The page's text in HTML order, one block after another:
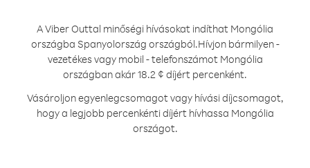
A Viber Outtal minőségi hívásokat indíthat Mongólia
országba Spanyolország országból.Hívjon bármilyen -
vezetékes vagy mobil - telefonszámot Mongólia
országban akár 18.2 ¢ díjért percenként.
Vásároljon egyenlegcsomagot vagy hívási díjcsomagot,
hogy a legjobb percenkénti díjért hívhassa Mongólia
országot.